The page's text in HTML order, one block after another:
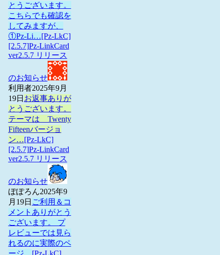
とうございます。
こちらでも確認を
してみますが、
①Pz-Li…[Pz-LkC]
[2.5.7]Pz-LinkCard
ver2.5.7 リリース
のお知らせ
利用者2025年9月
19日 お返事ありが
とうございます。
テーマは Twenty
Fifteenバージョ
ン…[Pz-LkC]
[2.5.7]Pz-LinkCard
ver2.5.7 リリース
のお知らせ
ぽぽろん2025年9
月19日 ご利用＆コ
メントありがとう
ございます。 プ
レビューでは見ら
れるのに実際のペ
ージ… [Pz-LkC]